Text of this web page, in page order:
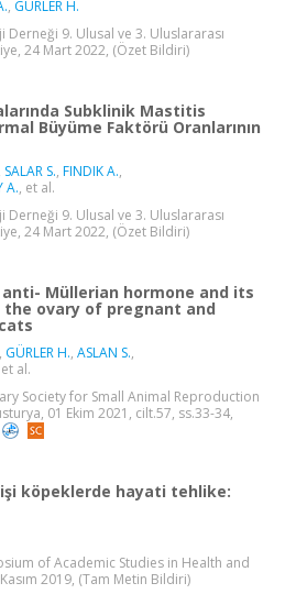
, GÜRLER H.
Derneği 9. Ulusal ve 3. Uluslararası
24 Mart 2022, (Özet Bildiri)
Subklinik Mastitis
Büyüme Faktörü Oranlarının
SALAR S., FINDIK A.,
A., et al.
Derneği 9. Ulusal ve 3. Uluslararası
24 Mart 2022, (Özet Bildiri)
Müllerian hormone and its
ovary of pregnant and
, GÜRLER H., ASLAN S.,
al.
Society for Small Animal Reproduction
01 Ekim 2021, cilt.57, ss.33-34,
köpeklerde hayati tehlike:
of Academic Studies in Health and
2019, (Tam Metin Bildiri)